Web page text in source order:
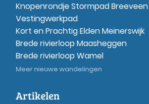
Knopenrondje Stormpad Breeveen
Vestingwerkpad
Kort en Prachtig Elden Meinerswijk
Brede rivierloop Maasheggen
Brede rivierloop Wamel
Meer nieuwe wandelingen
Artikelen